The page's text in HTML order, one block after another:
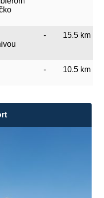
- 15.5 km
- 10.5 km